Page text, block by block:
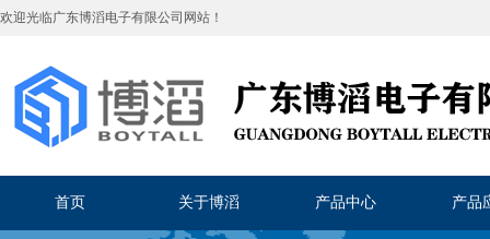
欢迎光临广东博滔电子有限公司 网站！
首页 关于博滔 产品中心 产品